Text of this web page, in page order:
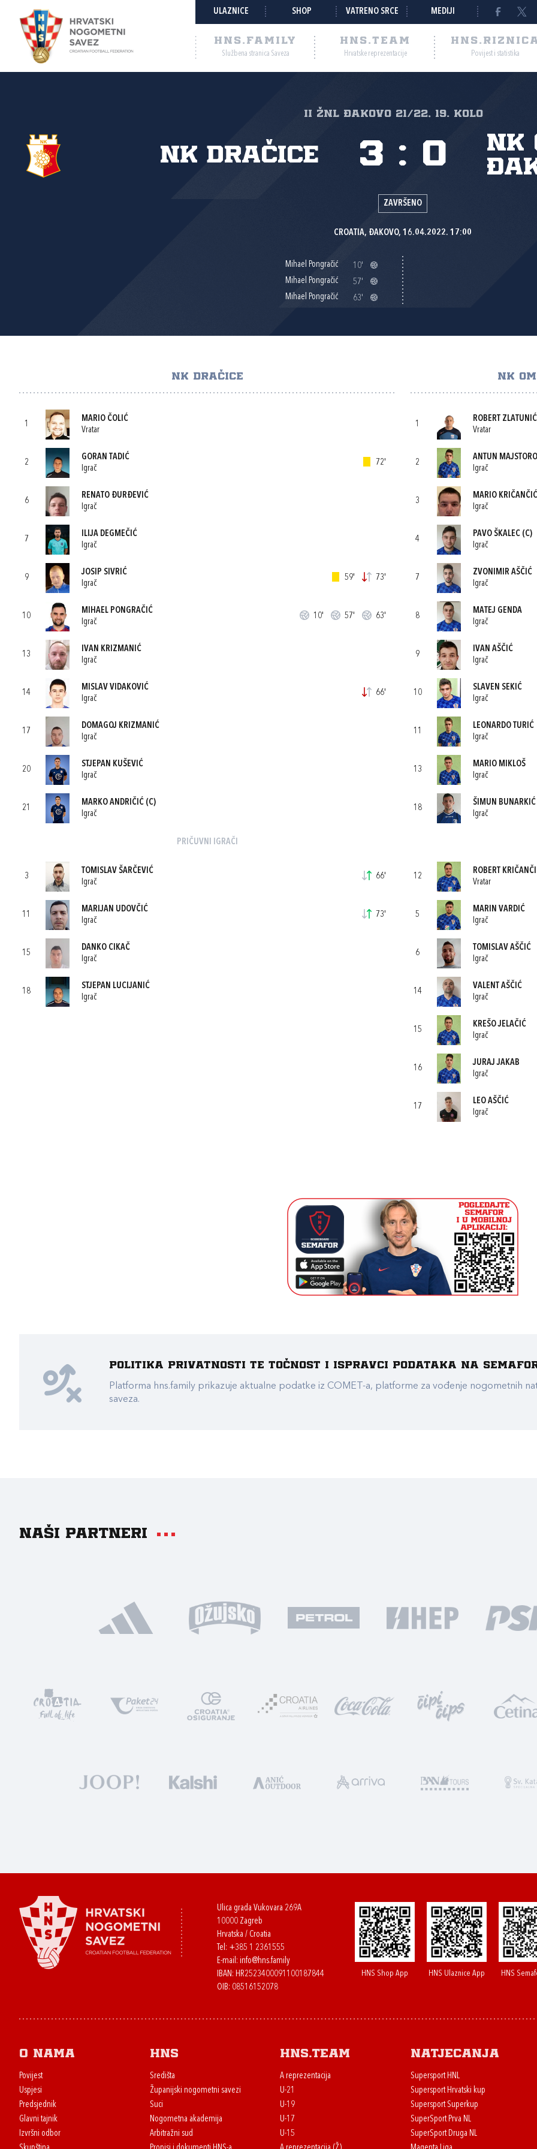
ULAZNICE SHOP VATRENO SRCE MEDIJI
HNS.FAMILY
Službena stranica Saveza
HNS.TEAM
Hrvatske reprezentacije Povijest i statistika
II ŽNL Đakovo 21/22, 19. kolo
NK Dračice
NK
3 : 0
ZAVRŠENO
CROATIA, ĐAKOVO, 16.04.2022. 17:00
Mihael Pongračić
10'
Mihael Pongračić
57'
Mihael Pongračić
63'
NK DRAČICE
1
MARIO ČOLIĆ
Vratar
2
GORAN TADIĆ
Igrač
72'
6
RENATO ĐURĐEVIĆ
Igrač
7
ILIJA DEGMEČIĆ
Igrač
9
JOSIP SIVRIĆ
Igrač
59' 73'
10
MIHAEL PONGRAČIĆ
Igrač
10' 57' 63'
13
IVAN KRIZMANIĆ
Igrač
14
MISLAV VIDAKOVIĆ
Igrač
66'
17
DOMAGOJ KRIZMANIĆ
Igrač
20
STJEPAN KUŠEVIĆ
Igrač
21
MARKO ANDRIČIĆ (C)
Igrač
PRIČUVNI IGRAČI
3
TOMISLAV ŠARČEVIĆ
Igrač
66'
11
MARIJAN UDOVČIĆ
Igrač
73'
15
DANKO CIKAČ
Igrač
18
STJEPAN LUCIJANIĆ
Igrač
NK
1
ROBERT ZLATUNIĆ
Vratar
2
ANTUN
Igrač
3
MARIO KRIČANČIĆ
Igrač
4
PAVO ŠKALEC(C)
Igrač
7
ZVONIMIR AŠČIĆ
Igrač
8
MATEJ GENDA
Igrač
9
IVAN AŠČIĆ
Igrač
10
SLAVEN SEKIĆ
Igrač
11
LEONARDO TURIĆ
Igrač
13
MARIO MIKLOŠ
Igrač
18
ŠIMUN BUNARKIĆ
Igrač
12
ROBERT
Vratar
5
MARIN VARDIĆ
Igrač
6
TOMISLAV AŠČIĆ
Igrač
14
VALENT AŠČIĆ
Igrač
15
KREŠO JELAČIĆ
Igrač
16
JURAJ JAKAB
Igrač
17
LEO AŠČIĆ
Igrač
Politika privatnosti te točnost i ispravci podataka na
Platforma hns.family prikazuje aktualne podatke iz COMET-a, platforme za vođenje nogometnih
saveza.
Naši partneri
Ulica grada Vukovara 269A
10000 Zagreb
Hrvatska / Croatia
Tel: +385 1 2361555
E-mail: info@hns.family
IBAN: HR2523400091100187844
OIB: 08516152078
HNS Shop App HNS Ulaznice App HNS
O nama
Povijest
Uspjesi
Predsjednik
Glavni tajnik
Izvršni odbor
HNS
Središta
Županijski nogometni savezi
Suci
Nogometna akademija
Arbitražni sud
HNS.team
A reprezentacija
U-21
U-19
U-17
U-15
Natjecanja
Supersport HNL
Supersport Hrvatski kup
Supersport Superkup
SuperSport Prva NL
SuperSport Druga NL